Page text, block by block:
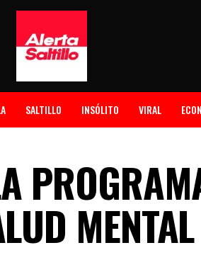
SALTILLO INSÓLITO VIRAL